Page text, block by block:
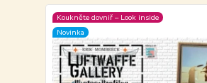
Koukněte dovniř – Look inside
Novinka